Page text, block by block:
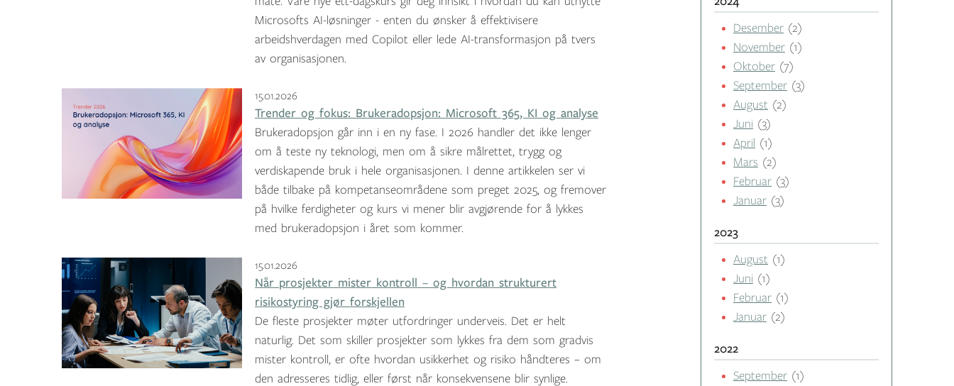
Microsofts AI-løsninger - enten du ønsker å effektivisere
arbeidshverdagen med Copilot eller lede AI-transformasjon på tvers
av organisasjonen.
15.01.2026
Trender og fokus: Brukeradopsjon: Microsoft 365, KI og analyse
Brukeradopsjon går inn i en ny fase. I 2026 handler det ikke lenger
om å teste ny teknologi, men om å sikre målrettet, trygg og
verdiskapende bruk i hele organisasjonen. I denne artikkelen ser vi
både tilbake på kompetanseområdene som preget 2025, og fremover
på hvilke ferdigheter og kurs vi mener blir avgjørende for å lykkes
med brukeradopsjon i året som kommer.
15.01.2026
Når prosjekter mister kontroll – og hvordan strukturert
risikostyring gjør forskjellen
De fleste prosjekter møter utfordringer underveis. Det er helt
naturlig. Det som skiller prosjekter som lykkes fra dem som gradvis
mister kontroll, er ofte hvordan usikkerhet og risiko håndteres – om
den adresseres tidlig, eller først når konsekvensene blir synlige.
Desember (2)
November (1)
Oktober (7)
September (3)
August (2)
Juni (3)
April
(1)
Mars (2)
Februar (3)
Januar (3)
2023
August (1)
Juni (1)
Februar (1)
Januar (2)
2022
September (1)